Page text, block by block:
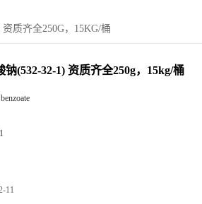
质齐全250G，15KG/桶
(532-32-1) 资质齐全250g，15kg/桶
11